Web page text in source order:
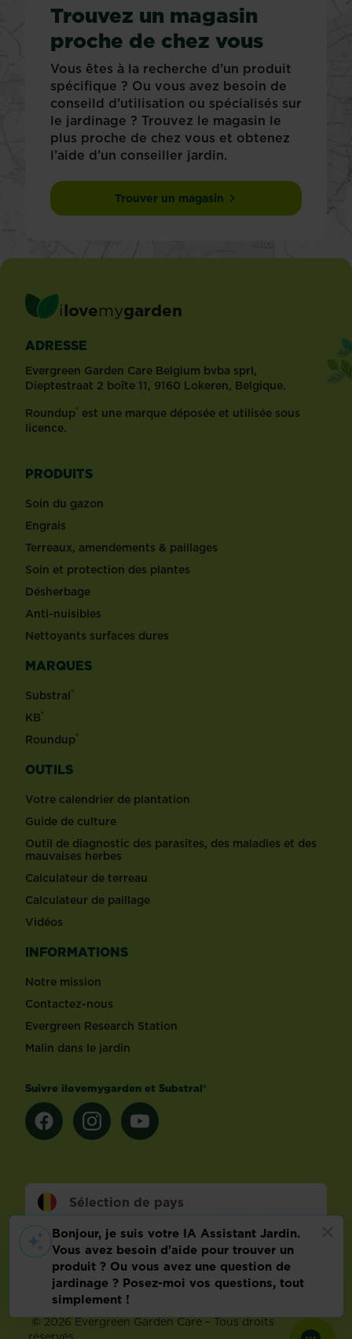
Trouvez un magasin
proche de chez vous
Vous êtes à la recherche d’un produit
spécifique ? Ou vous avez besoin de
conseild d’utilisation ou spécialisés sur
le jardinage ? Trouvez le magasin le
plus proche de chez vous et obtenez
l’aide d’un conseiller jardin.
Trouver un magasin
ilovemygarden
ADRESSE
Evergreen Garden Care Belgium bvba sprl,
Dieptestraat 2 boîte 11, 9160 Lokeren, Belgique.
Roundup® est une marque déposée et utilisée sous
licence.
PRODUITS
Soin du gazon
Engrais
Terreaux, amendements & paillages
Soin et protection des plantes
Désherbage
Anti-nuisibles
Nettoyants surfaces dures
MARQUES
Substral®
KB®
Roundup®
OUTILS
Votre calendrier de plantation
Guide de culture
Outil de diagnostic des parasites, des maladies et des
mauvaises herbes
Calculateur de terreau
Calculateur de paillage
Vidéos
INFORMATIONS
Notre mission
Contactez-nous
Evergreen Research Station
Malin dans le jardin
Suivre ilovemygarden et Substral®
Sélection de pays
Footer
Conditions d’utilisation Malin dans le jardin
Info technique
Politique relative aux données personnelles
Préférences de cookies
©2026 Evergreen Garden Care – Tous droits